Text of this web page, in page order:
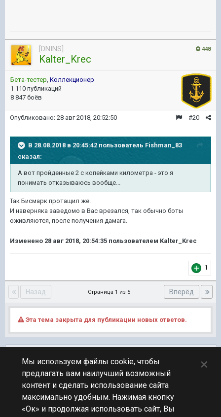
448
[DNINS]
Kalter_Krec
Бета-тестер Коллекционер
1 110 публикаций
8 847 боёв
#20
Опубликовано: 28 авг 2018, 20:52:50
В 28.08.2018 в 20:45:42 пользователь Fishman_83
сказал:
А вот пройденные 2 с копейками километра - это я
понимать отказываюсь вообще...
Так Бисмарк протащил же.
И наверняка заведомо в Вас врезался, так обычно боты
оживляются, после получения дамага.
Изменено 28 авг 2018, 20:54:35 пользователем Kalter_Krec
1
Назад Вперёд
Страница 1 из 5
Эта тема закрыта для публикации новых ответов.
ПЕРЕЙТИ К СПИСКУ ТЕМ
Обсуждение Мира Кораблей
Мы используем файлы cookie, чтобы
предлагать вам наилучший возможный
контент и сделать использование сайта
максимально удобным. Нажимая кнопку
«Ок» и продолжая использовать сайт, Вы
×